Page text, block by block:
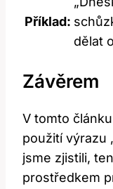
Příklad:
dělat
Závěrem
V tomto
použití výrazu
jsme zjistili,
prostředkem